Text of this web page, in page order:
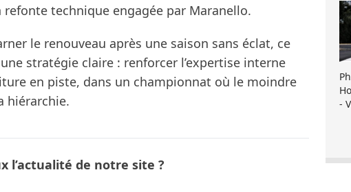
technique engagée par Maranello.
le renouveau après une saison sans éclat, ce
stratégie claire : renforcer l’expertise interne
en piste, dans un championnat où le moindre
hiérarchie.
l’actualité de notre site ?
-